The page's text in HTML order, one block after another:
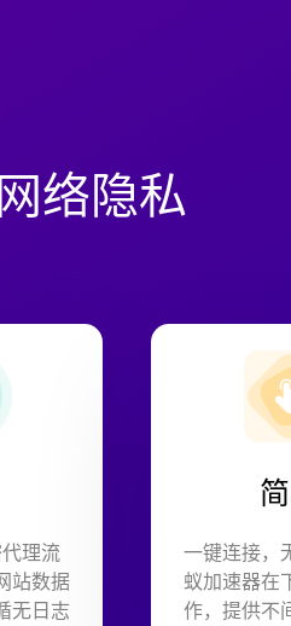
络隐私
理流
站数据
无日志
一键连接，
蚁加速器在
作，提供不